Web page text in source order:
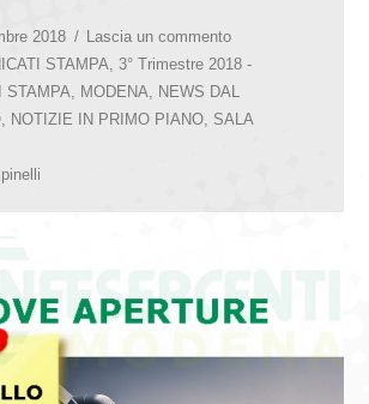
2018
Lascia un commento
STAMPA, 3° Trimestre 2018 -
STAMPA, MODENA, NEWS DAL
, NOTIZIE IN PRIMO PIANO, SALA